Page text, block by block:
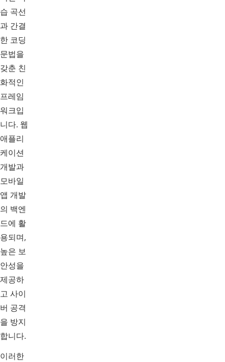
습 곡선
과 간결
한 코딩
문법을
갖춘 친
화적인
프레임
워크입
니다. 웹
애플리
케이션
개발과
모바일
앱 개발
의 백엔
드에 활
용되며,
높은 보
안성을
제공하
고 사이
버 공격
을 방지
합니다.
이러한